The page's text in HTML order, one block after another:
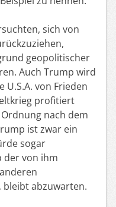
sich von
geopolitischer
Auch Trump wird
von Frieden
profitiert
nach dem
ist zwar ein
sogar
der von ihm
abzuwarten.